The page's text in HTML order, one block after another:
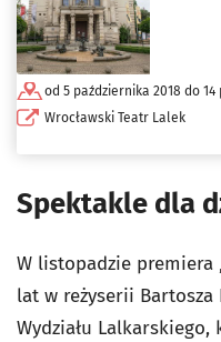
od 5 października 2018 do 14
Wrocławski Teatr Lalek
Spektakle dla
W listopadzie premiera
lat w reżyserii
Wydziału